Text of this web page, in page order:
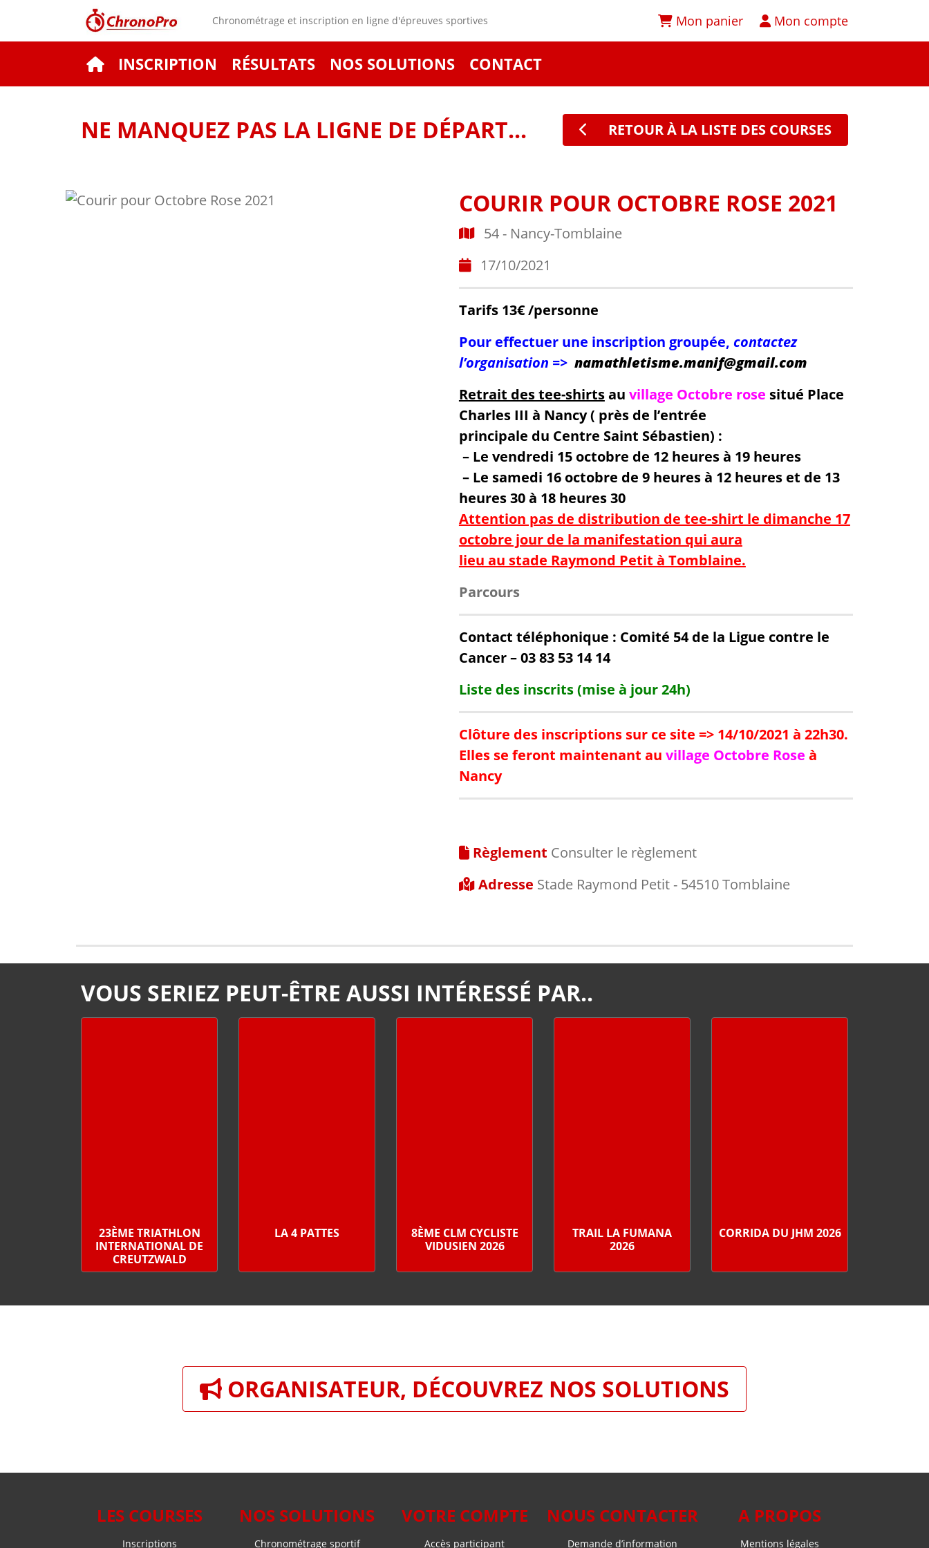
Chronométrage et inscription en ligne d'épreuves sportives Mon panier Mon compte
INSCRIPTION RÉSULTATS NOS SOLUTIONS CONTACT
NE MANQUEZ PAS LA LIGNE DE DÉPART... RETOUR À LA LISTE DES COURSES
COURIR POUR OCTOBRE ROSE 2021
54 - Nancy-Tomblaine
17/10/2021
Tarifs 13€ /personne
Pour effectuer une inscription groupée, contactez
l’organisation => namathletisme.manif@gmail.com
Retrait des tee-shirtsau village Octobre rose situé Place
Charles III à Nancy ( près de l’entrée
principale du Centre Saint Sébastien) :
– Le vendredi 15 octobre de 12 heures à 19 heures
– Le samedi 16 octobre de 9 heures à 12 heures et de 13
heures 30 à 18 heures 30
Attention pas de distribution de tee-shirt le dimanche 17
octobre jour de la manifestation qui aura
lieu au stade Raymond Petit à Tomblaine.
Parcours
Contact téléphonique : Comité 54 de la Ligue contre le
Cancer – 03 83 53 14 14
Liste des inscrits (mise à jour 24h)
Clôture des inscriptions sur ce site => 14/10/2021 à 22h30.
Elles se feront maintenant au village Octobre Rose à
Nancy
Règlement Consulter le règlement
Adresse Stade Raymond Petit - 54510 Tomblaine
VOUS SERIEZ PEUT-ÊTRE AUSSI INTÉRESSÉ PAR..
23ÈME TRIATHLON
INTERNATIONAL DE
CREUTZWALD
LA 4 PATTES
8ÈME CLM CYCLISTE
VIDUSIEN 2026
TRAIL LA FUMANA
2026
CORRIDA DU JHM 2026
ORGANISATEUR, DÉCOUVREZ NOS SOLUTIONS
LES COURSES
Inscriptions
NOS SOLUTIONS
Chronométrage sportif
VOTRE COMPTE
Accès participant
NOUS CONTACTER
Demande d’information
A PROPOS
Mentions légales